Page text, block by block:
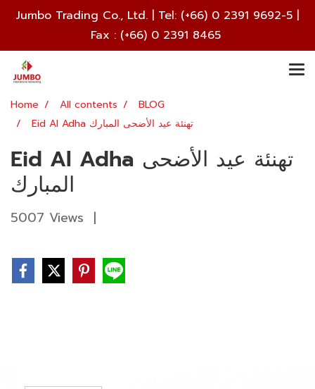
Jumbo Trading Co., Ltd. | Tel: (+66) 0 2391 9692-5 |
Fax : (+66) 0 2391 8465
Home All contents
BLOG
Eid Al Adha تهنئة عيد الأضحى المبارك
Eid Al Adha تهنئة عيد الأضحى
المبارك
5007 Views |